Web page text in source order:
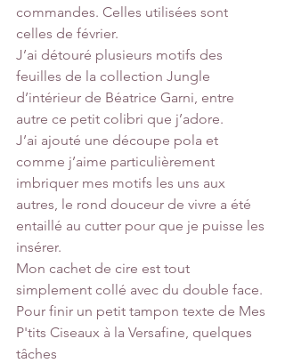
commandes. Celles utilisées sont
celles de février.
J’ai détouré plusieurs motifs des
feuilles de la collection Jungle
d’intérieur de Béatrice Garni, entre
autre ce petit colibri que j’adore.
J’ai ajouté une découpe pola et
comme j’aime particulièrement
imbriquer mes motifs les uns aux
autres, le rond douceur de vivre a été
entaillé au cutter pour que je puisse les
insérer.
Mon cachet de cire est tout
simplement collé avec du double face.
Pour finir un petit tampon texte de Mes
P'tits Ciseaux à la Versafine, quelques
tâches